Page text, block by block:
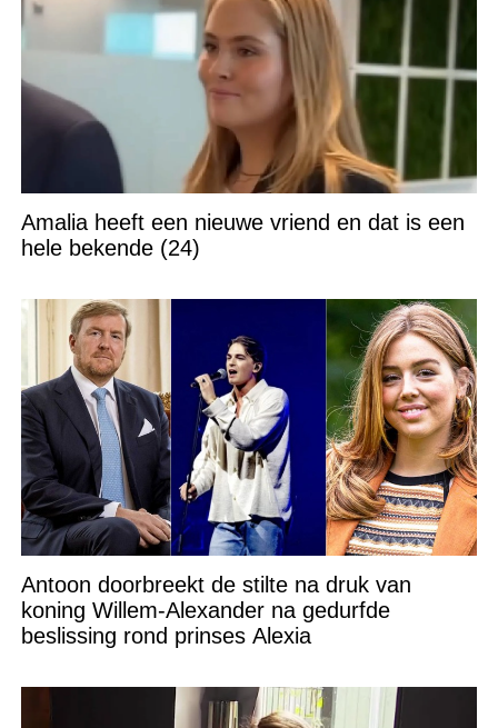
Amalia heeft een nieuwe vriend en dat is een
hele bekende (24)
Antoon doorbreekt de stilte na druk van
koning Willem-Alexander na gedurfde
beslissing rond prinses Alexia